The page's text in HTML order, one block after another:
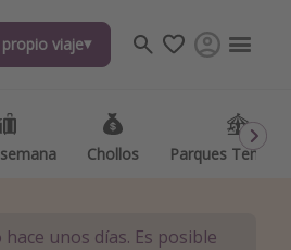
viaje
Chollos Parques
propio viaje
Chollos Parques
unos días. Es posible